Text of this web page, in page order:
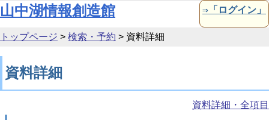
本文へ移動
山中湖情報創造館 ⇒「ログイン」
トップページ > 検索・予約 > 資料詳細
資料詳細
資料詳細・全項目